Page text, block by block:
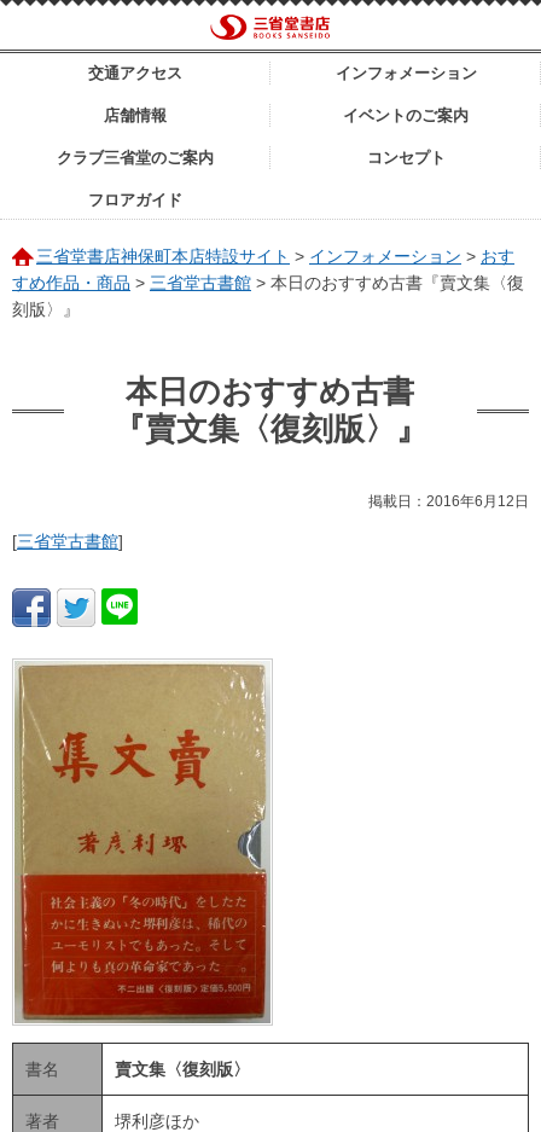
交通アクセス インフォメーション
店舗情報 イベントのご案内
クラブ三省堂のご案内 コンセプト
フロアガイド
三省堂書店神保町本店特設サイト > インフォメーション > おす
すめ作品・商品 > 三省堂古書館 > 本日のおすすめ古書『賣文集〈復
刻版〉』
本日のおすすめ古書
『賣文集〈復刻版〉』
掲載日：2016年6月12日
[三省堂古書館]
書名 賣文集〈復刻版〉
著者 堺利彦ほか